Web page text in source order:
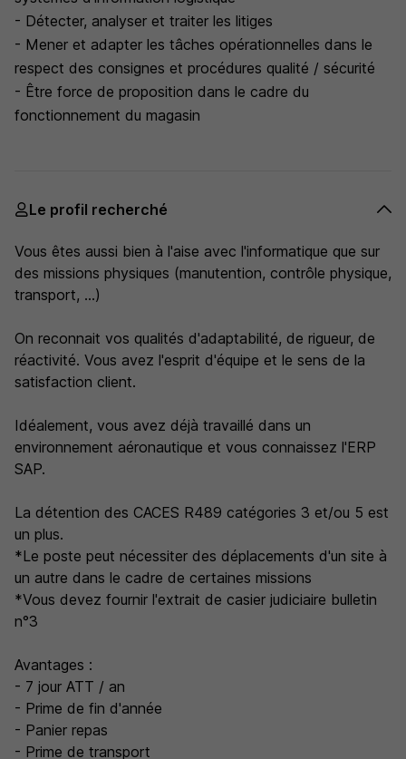
- Détecter, analyser et traiter les litiges
- Mener et adapter les tâches opérationnelles dans le
respect des consignes et procédures qualité / sécurité
- Être force de proposition dans le cadre du
fonctionnement du magasin
Le profil recherché
Vous êtes aussi bien à l'aise avec l'informatique que sur
des missions physiques (manutention, contrôle physique,
transport, ...)
On reconnait vos qualités d'adaptabilité, de rigueur, de
réactivité. Vous avez l'esprit d'équipe et le sens de la
satisfaction client.
Idéalement, vous avez déjà travaillé dans un
environnement aéronautique et vous connaissez l'ERP
SAP.
La détention des CACES R489 catégories 3 et/ou 5 est
un plus.
*Le poste peut nécessiter des déplacements d'un site à
un autre dans le cadre de certaines missions
*Vous devez fournir l'extrait de casier judiciaire bulletin
n°3
Avantages :
- 7 jour ATT / an
- Prime de fin d'année
- Panier repas
- Prime de transport